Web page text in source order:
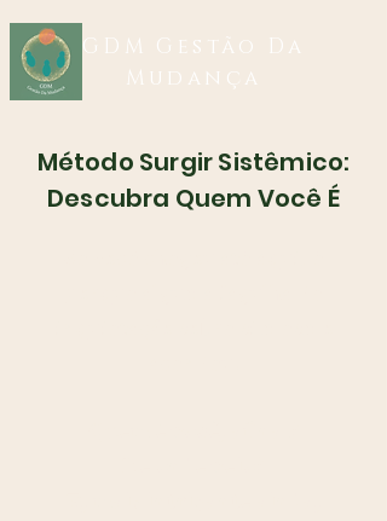
GDM Gestão Da
Mudança
Método Surgir Sistêmico:
Descubra Quem Você É